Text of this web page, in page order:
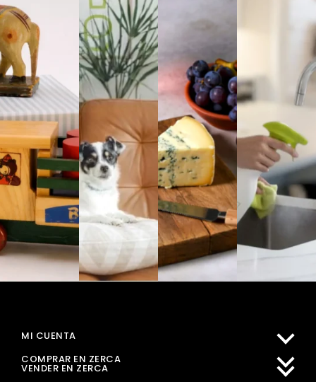
MI CUENTA
COMPRAR EN ZERCA
VENDER EN ZERCA